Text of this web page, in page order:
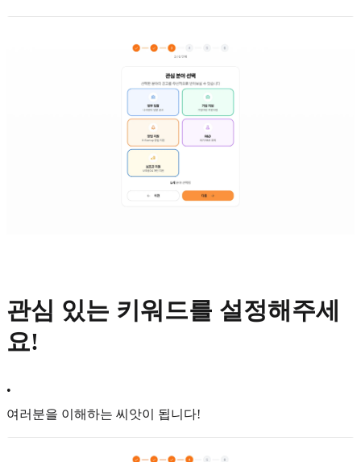
관심 있는 키워드를 설정해주세
요!
•
여러분을 이해하는 씨앗이 됩니다!